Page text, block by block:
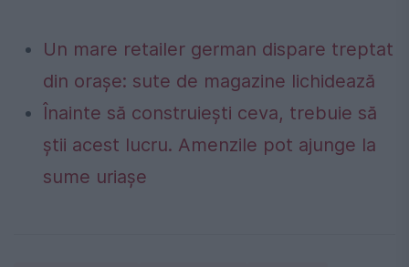
Un mare retailer german dispare treptat
din orașe: sute de magazine lichidează
Înainte să construiești ceva, trebuie să
știi acest lucru. Amenzile pot ajunge la
sume uriașe